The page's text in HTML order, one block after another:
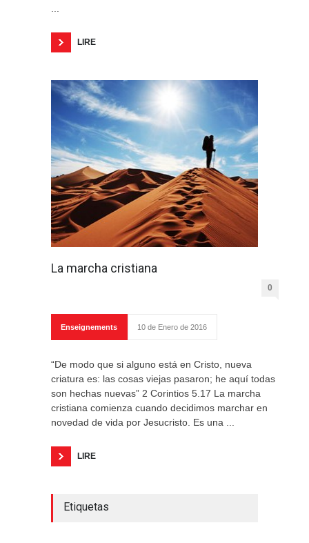
LIRE
La marcha cristiana
0
Enseignements 10 de Enero de 2016
“De modo que si alguno está en Cristo, nueva
criatura es: las cosas viejas pasaron; he aquí todas
son hechas nuevas” 2 Corintios 5.17 La marcha
cristiana comienza cuando decidimos marchar en
novedad de vida por Jesucristo. Es una ...
LIRE
Etiquetas